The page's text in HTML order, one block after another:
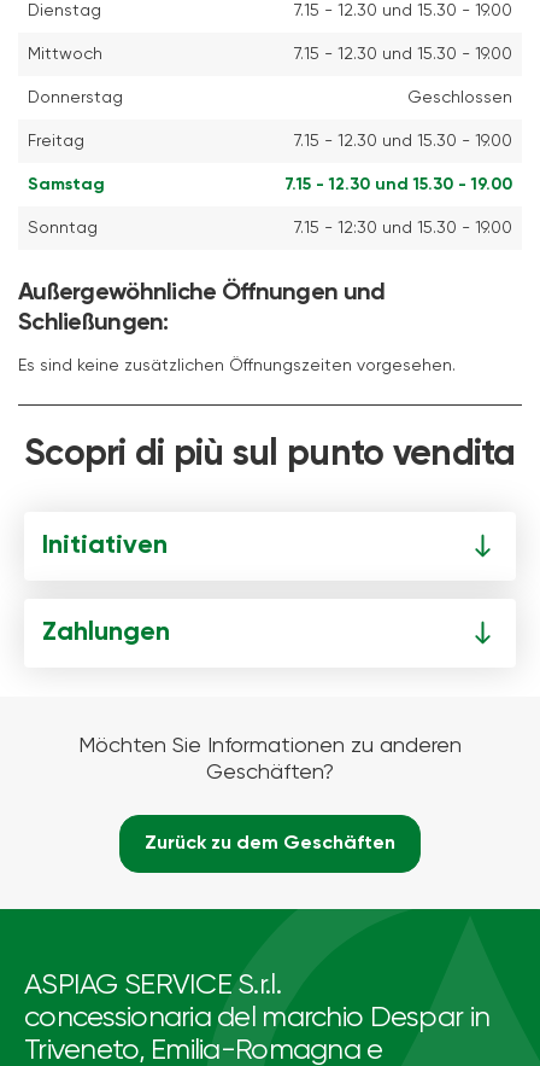
Dienstag 7.15 - 12.30 und 15.30 - 19.00
Mittwoch 7.15 - 12.30 und 15.30 - 19.00
Donnerstag Geschlossen
Freitag 7.15 - 12.30 und 15.30 - 19.00
Samstag 7.15 - 12.30 und 15.30 - 19.00
Sonntag 7.15 - 12:30 und 15.30 - 19.00
Außergewöhnliche Öffnungen und
Schließungen:
Es sind keine zusätzlichen Öffnungszeiten vorgesehen.
Scopri di più sul punto vendita
Initiativen
Zahlungen
Möchten Sie Informationen zu anderen
Geschäften?
Zurück zu dem Geschäften
ASPIAG SERVICE S.r.l.
concessionaria del marchio Despar in
Triveneto, Emilia-Romagna e